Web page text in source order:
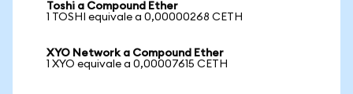
Toshi a Compound Ether
1 TOSHI equivale a 0,00000268 CETH
XYO Network a Compound Ether
1 XYO equivale a 0,00007615 CETH